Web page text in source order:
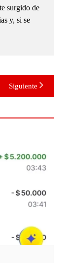
surgido de
y, si se
Siguiente